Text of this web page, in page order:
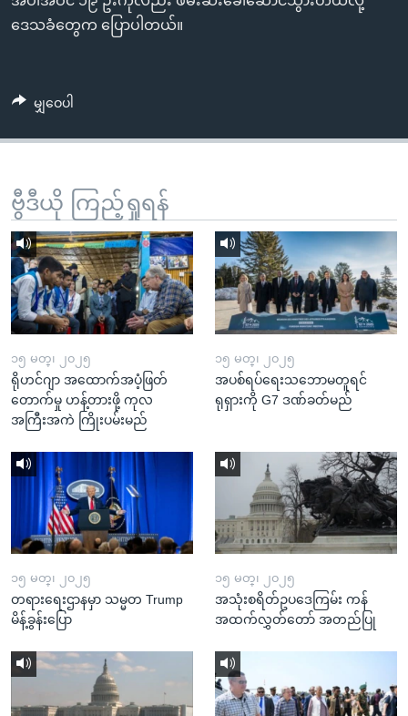
ရန်
ရှာဖွေ
သို့
ဘာသာစကားများ
ဒေသခံတွေက ပြောပါတယ်။
မျှဝေပါ
ဗွီဒီယို ကြည့်ရှုရန်
၁၅ မတ္၊ ၂၀၂၅
ရိုဟင်ဂျာ အထောက်အပံ့ဖြတ်
တောက်မှု ဟန့်တားဖို့ ကုလ
အကြီးအကဲ ကြိုးပမ်းမည်
၁၅ မတ္၊ ၂၀၂၅
အပစ်ရပ်ရေးသဘောမတူရင်
ရုရှားကို G7 ဒဏ်ခတ်မည်
၁၅ မတ္၊ ၂၀၂၅
တရားရေးဌာနမှာ သမ္မတ Trump
မိန့်ခွန်းပြော
၁၅ မတ္၊ ၂၀၂၅
အသုံးစရိတ်ဥပဒေကြမ်း ကန်
အထက်လွှတ်တော် အတည်ပြု